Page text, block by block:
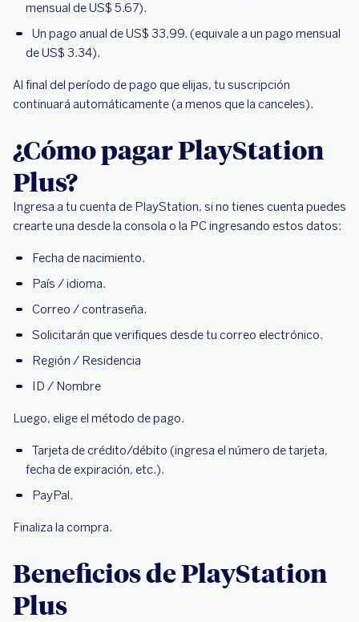
mensual de US$ 5.67).
Un pago anual de US$ 33,99. (equivale a un pago mensual
de US$ 3.34).
Al final del período de pago que elijas, tu suscripción
continuará automáticamente (a menos que la canceles).
¿Cómo pagar PlayStation
Plus?
Ingresa a tu cuenta de PlayStation, si no tienes cuenta puedes
crearte una desde la consola o la PC ingresando estos datos:
Fecha de nacimiento.
País / idioma.
Correo / contraseña.
Solicitarán que verifiques desde tu correo electrónico.
Región / Residencia
ID / Nombre
Luego, elige el método de pago.
Tarjeta de crédito/débito (ingresa el número de tarjeta,
fecha de expiración, etc.).
PayPal.
Finaliza la compra.
Beneficios de PlayStation
Plus